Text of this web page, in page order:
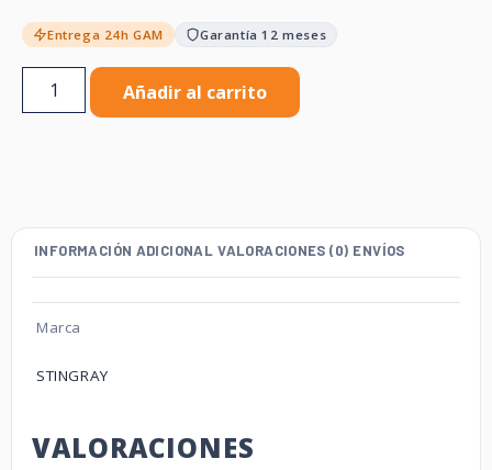
Entrega 24h GAM Garantía 12 meses
Añadir al carrito
INFORMACIÓN ADICIONAL VALORACIONES (0) ENVÍOS
Marca
STINGRAY
VALORACIONES